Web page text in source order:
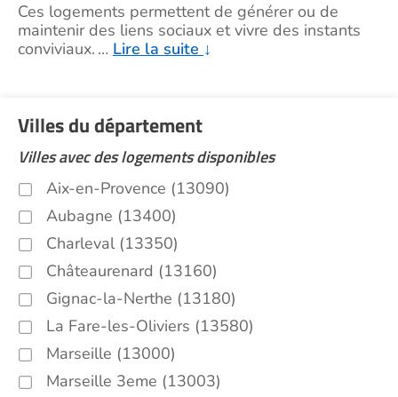
Ces logements permettent de générer ou de
maintenir des liens sociaux et vivre des instants
conviviaux. … Lire la suite ↓
Villes du département
Villes avec des logements disponibles
Aix-en-Provence (13090)
Aubagne (13400)
Charleval (13350)
Châteaurenard (13160)
Gignac-la-Nerthe (13180)
La Fare-les-Oliviers (13580)
Marseille (13000)
Marseille 3eme (13003)